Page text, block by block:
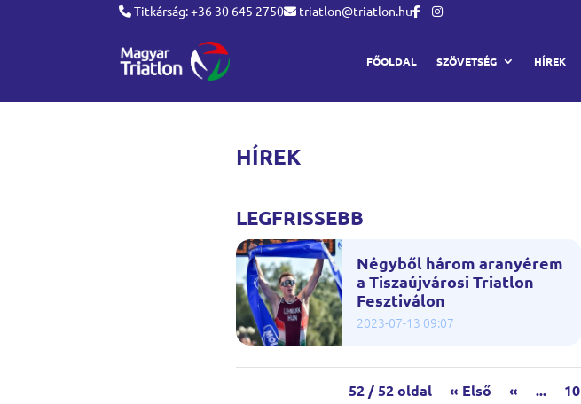
Titkárság: +36 30 645 2750 triatlon@triatlon.hu
FŐOLDAL SZÖVETSÉG HÍREK
HÍREK
LEGFRISSEBB
Négyből három aranyérem
a Tiszaújvárosi Triatlon
Fesztiválon
2023-07-13 09:07
52 / 52 oldal « Első « ... 10